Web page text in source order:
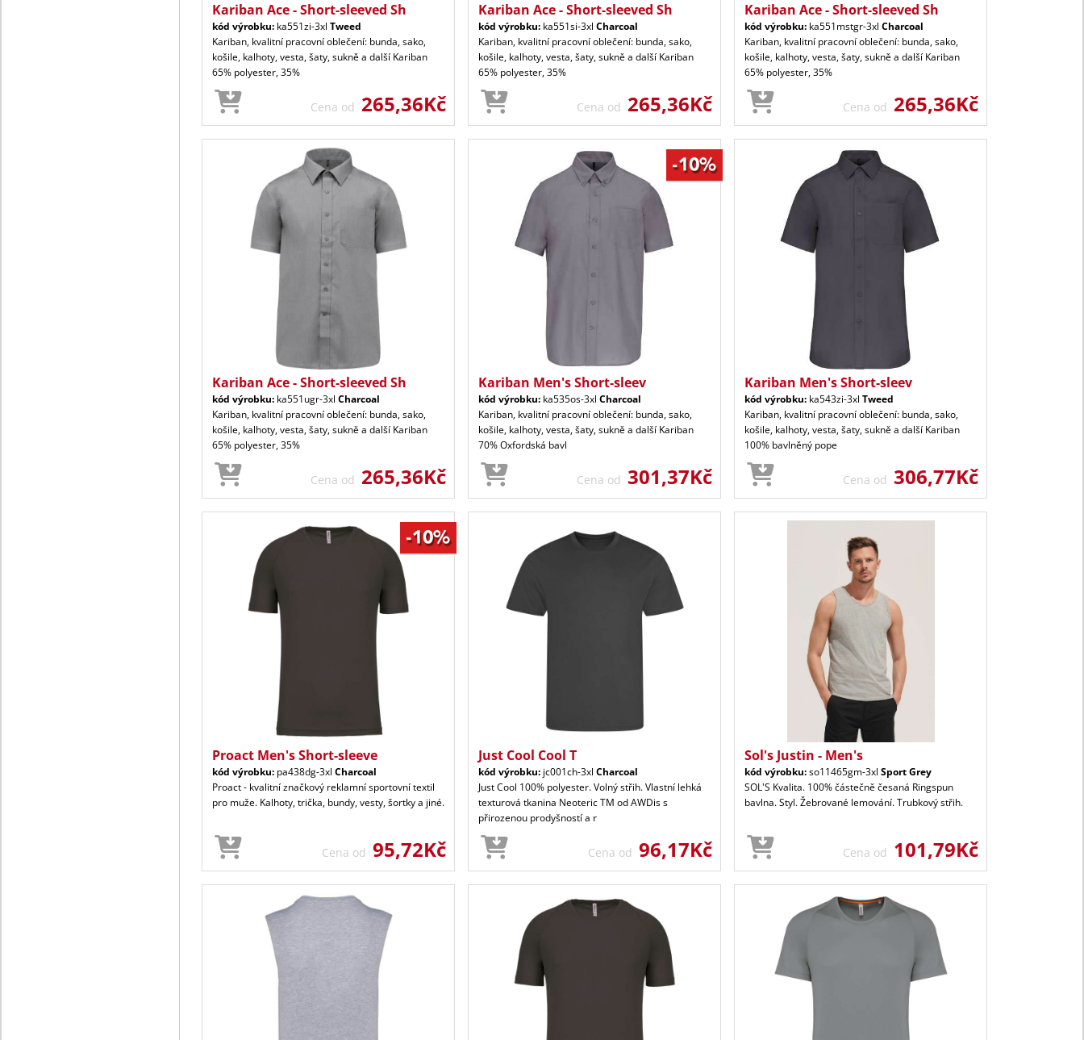
Kariban Ace - Short-sleeved Sh
kód výrobku: ka551zi-3xl Tweed
Kariban, kvalitní pracovní oblečení: bunda, sako,
košile, kalhoty, vesta, šaty, sukně a další Kariban
65% polyester, 35%
Cena od 265,36Kč
Kariban Ace - Short-sleeved Sh
kód výrobku: ka551si-3xl Charcoal
Kariban, kvalitní pracovní oblečení: bunda, sako,
košile, kalhoty, vesta, šaty, sukně a další Kariban
65% polyester, 35%
Cena od 265,36Kč
Kariban Ace - Short-sleeved Sh
kód výrobku: ka551mstgr-3xl Charcoal
Kariban, kvalitní pracovní oblečení: bunda, sako,
košile, kalhoty, vesta, šaty, sukně a další Kariban
65% polyester, 35%
Cena od 265,36Kč
Kariban Ace - Short-sleeved Sh
kód výrobku: ka551ugr-3xl Charcoal
Kariban, kvalitní pracovní oblečení: bunda, sako,
košile, kalhoty, vesta, šaty, sukně a další Kariban
65% polyester, 35%
Cena od 265,36Kč
Kariban Men's Short-sleev
kód výrobku: ka535os-3xl Charcoal
Kariban, kvalitní pracovní oblečení: bunda, sako,
košile, kalhoty, vesta, šaty, sukně a další Kariban
70% Oxfordská bavl
Cena od 301,37Kč
Kariban Men's Short-sleev
kód výrobku: ka543zi-3xl Tweed
Kariban, kvalitní pracovní oblečení: bunda, sako,
košile, kalhoty, vesta, šaty, sukně a další Kariban
100% bavlněný pope
Cena od 306,77Kč
Proact Men's Short-sleeve
kód výrobku: pa438dg-3xl Charcoal
Proact - kvalitní značkový reklamní sportovní textil
pro muže. Kalhoty, trička, bundy, vesty, šortky a jiné.
Cena od 95,72Kč
Just Cool Cool T
kód výrobku: jc001ch-3xl Charcoal
Just Cool 100% polyester. Volný střih. Vlastní lehká
texturová tkanina Neoteric TM od AWDis s
přirozenou prodyšností a r
Cena od 96,17Kč
Sol's Justin - Men's
kód výrobku:so11465gm-3xl Sport Grey
SOL'S Kvalita. 100% částečně česaná Ringspun
bavlna. Styl. Žebrované lemování. Trubkový střih.
Cena od 101,79Kč